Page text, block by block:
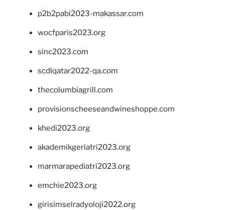
p2b2pabi2023-makassar.com
wocfparis2023.org
sinc2023.com
scdlqatar2022-qa.com
thecolumbiagrill.com
provisionscheeseandwineshoppe.com
khedi2023.org
akademikgeriatri2023.org
marmarapediatri2023.org
emchie2023.org
girisimselradyoloji2022.org